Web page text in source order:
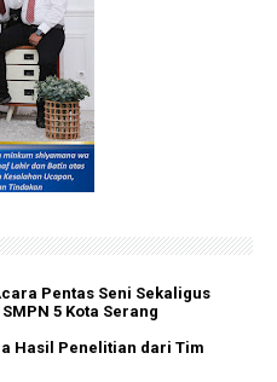
Pentas Seni Sekaligus
5 Kota Serang
Hasil Penelitian dari Tim